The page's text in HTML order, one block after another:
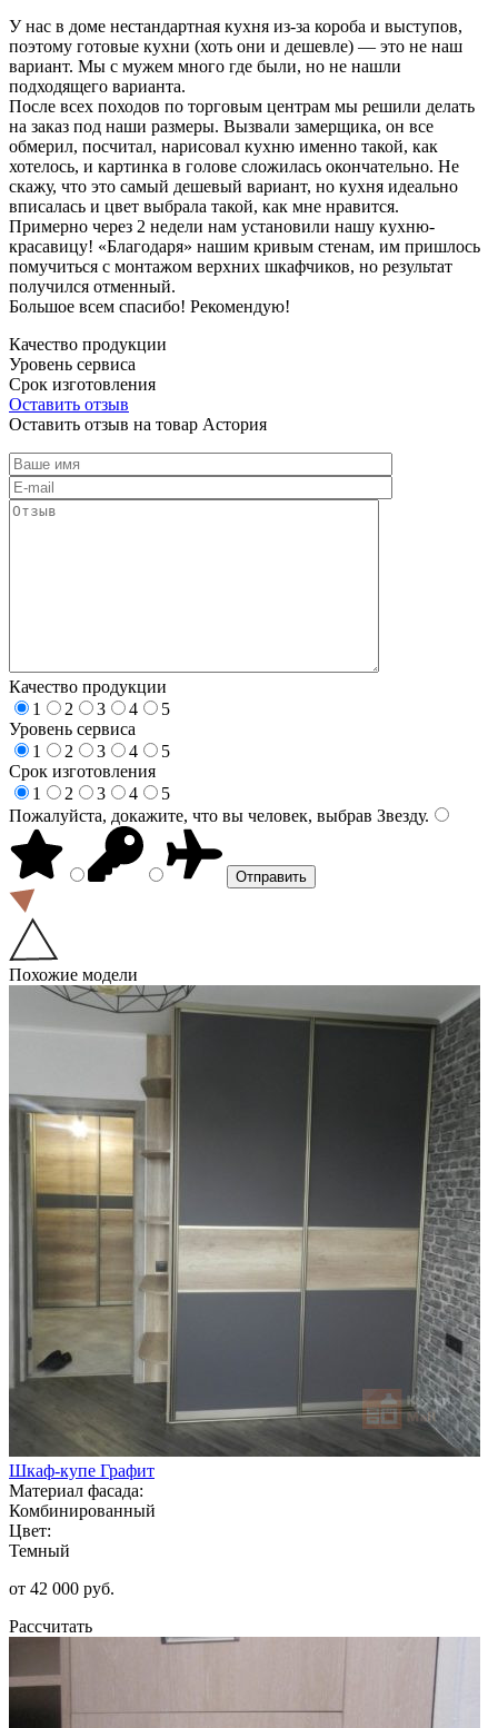
У нас в доме нестандартная кухня из-за короба и выступов,
поэтому готовые кухни (хоть они и дешевле) — это не наш
вариант. Мы с мужем много где были, но не нашли
подходящего варианта.
После всех походов по торговым центрам мы решили делать
на заказ под наши размеры. Вызвали замерщика, он все
обмерил, посчитал, нарисовал кухню именно такой, как
хотелось, и картинка в голове сложилась окончательно. Не
скажу, что это самый дешевый вариант, но кухня идеально
вписалась и цвет выбрала такой, как мне нравится.
Примерно через 2 недели нам установили нашу кухню-
красавицу! «Благодаря» нашим кривым стенам, им пришлось
помучиться с монтажом верхних шкафчиков, но результат
получился отменный.
Большое всем спасибо! Рекомендую!
Качество продукции
Уровень сервиса
Срок изготовления
Оставить отзыв
Оставить отзыв на товар Астория
Качество продукции
1
2 3 4
5
Уровень сервиса
1
2 3 4
5
Срок изготовления
1
2 3 4
5
Пожалуйста, докажите, что вы человек, выбрав Звезду.
Похожие модели
Шкаф-купе Графит
Материал фасада:
Комбинированный
Цвет:
Темный
от 42 000 руб.
Рассчитать